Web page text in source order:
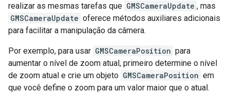
realizar as mesmas tarefas que GMSCameraUpdate , mas
GMSCameraUpdate oferece métodos auxiliares adicionais
para facilitar a manipulação da câmera.
Por exemplo, para usar GMSCameraPosition para
aumentar o nível de zoom atual, primeiro determine o nível
de zoom atual e crie um objeto GMSCameraPosition em
que você define o zoom para um valor maior que o atual.